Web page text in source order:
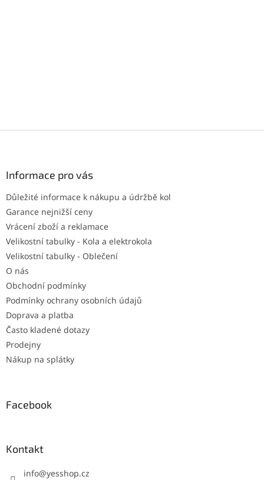
Informace pro vás
Důležité informace k nákupu a údržbě kol
Garance nejnižší ceny
Vrácení zboží a reklamace
Velikostní tabulky - Kola a elektrokola
Velikostní tabulky - Oblečení
O nás
Obchodní podmínky
Podmínky ochrany osobních údajů
Doprava a platba
Často kladené dotazy
Prodejny
Nákup na splátky
Facebook
Kontakt
info@yesshop.cz